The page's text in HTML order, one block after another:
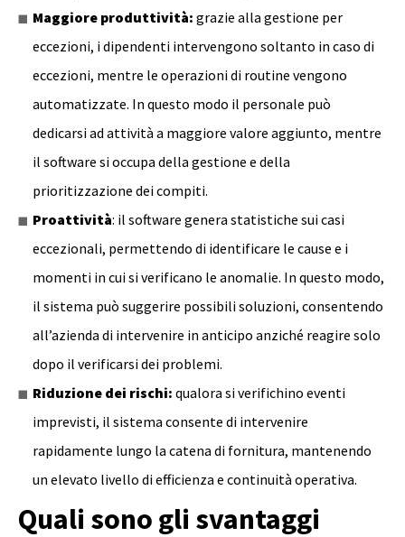
Maggiore produttività: grazie alla gestione per
eccezioni, i dipendenti intervengono soltanto in caso di
eccezioni, mentre le operazioni di routine vengono
automatizzate. In questo modo il personale può
dedicarsi ad attività a maggiore valore aggiunto, mentre
il software si occupa della gestione e della
prioritizzazione dei compiti.
Proattività: il software genera statistiche sui casi
eccezionali, permettendo di identificare le cause e i
momenti in cui si verificano le anomalie. In questo modo,
il sistema può suggerire possibili soluzioni, consentendo
all’azienda di intervenire in anticipo anziché reagire solo
dopo il verificarsi dei problemi.
Riduzione dei rischi: qualora si verifichino eventi
imprevisti, il sistema consente di intervenire
rapidamente lungo la catena di fornitura, mantenendo
un elevato livello di efficienza e continuità operativa.
Quali sono gli svantaggi